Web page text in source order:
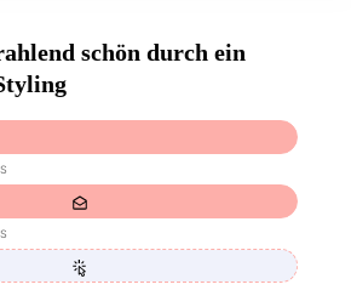
schön durch ein